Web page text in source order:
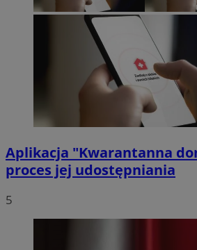
Aplikacja "Kwarantanna
proces jej udostępniania
5